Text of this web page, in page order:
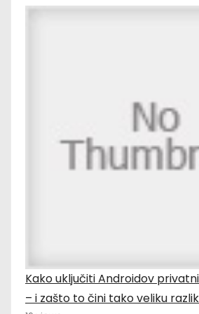
Kako uključiti Androidov
– i zašto to čini tako veliku